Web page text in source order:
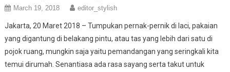
March 19, 2018 editor_stylish
Jakarta, 20 Maret 2018 – Tumpukan pernak-pernik di laci, pakaian
yang digantung di belakang pintu, atau tas yang lebih dari satu di
pojok ruang, mungkin saja yaitu pemandangan yang seringkali kita
temui dirumah. Senantiasa ada rasa sayang serta takut untuk